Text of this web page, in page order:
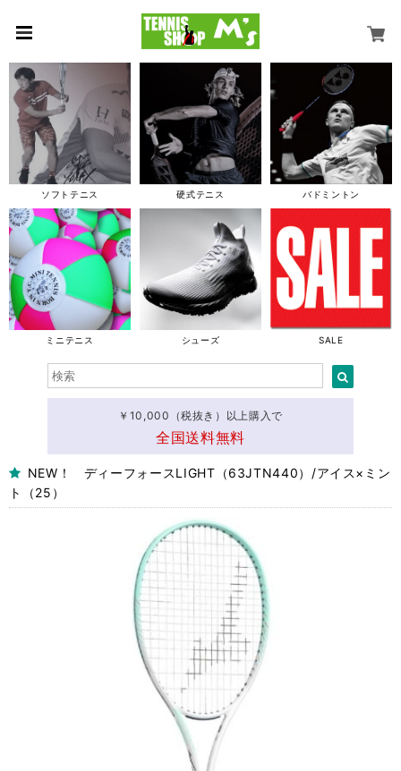
ソフトテニス 硬式テニス バドミントン
ミニテニス シューズ SALE
￥10,000（税抜き）以上購入で
全国送料無料
NEW！ ディーフォースLIGHT（63JTN440）/アイス×ミン
ト（25）